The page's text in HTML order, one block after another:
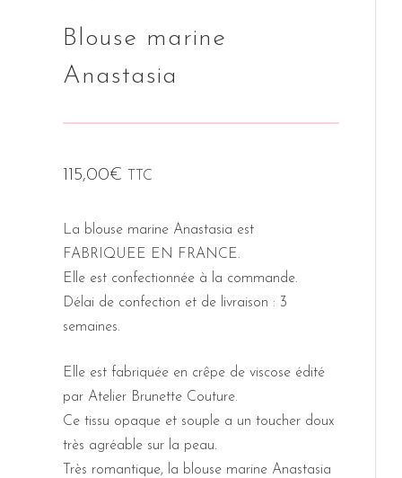
Blouse marine
Anastasia
115,00€ TTC
La blouse marine Anastasia est
FABRIQUEE EN FRANCE.
Elle est confectionnée à la commande.
Délai de confection et de livraison : 3
semaines.
Elle est fabriquée en crêpe de viscose édité
par Atelier Brunette Couture.
Ce tissu opaque et souple a un toucher doux
très agréable sur la peau.
Très romantique, la blouse marine Anastasia